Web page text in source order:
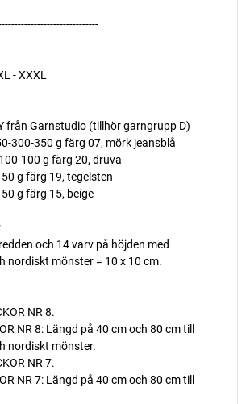
- XXXL
från Garnstudio (tillhör garngrupp D)
300-350 g färg 07, mörk jeansblå
100 g färg 20, druva
g färg 19, tegelsten
g färg 15, beige
och 14 varv på höjden med
nordiskt mönster = 10 x 10 cm.
NR 8.
NR 8: Längd på 40 cm och 80 cm till
nordiskt mönster.
NR 7.
NR 7: Längd på 40 cm och 80 cm till